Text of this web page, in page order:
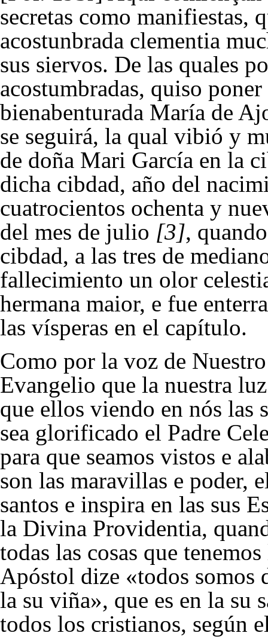
secretas como manifiestas,
acostunbrada clementia
sus siervos. De las quales
acostumbradas, quiso
bienabenturada María de
se seguirá, la qual vibió y
de doña Mari García en la
dicha cibdad, año del
cuatrocientos ochenta y
del mes de julio [3],
cibdad, a las tres de
fallecimiento un olor
hermana maior, e fue
las vísperas en el capítulo.
Como por la voz de
Evangelio que la nuestra
que ellos viendo en nós las
sea glorificado el Padre
para que seamos vistos e
son las maravillas e poder,
santos e inspira en las sus
la Divina Providentia,
todas las cosas que
Apóstol dize «todos somos
la su viña», que es en la su
todos los cristianos, según